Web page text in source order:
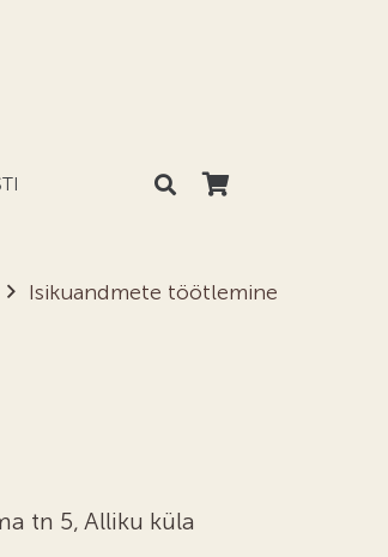
Isikuandmete töötlemine
tn 5, Alliku küla